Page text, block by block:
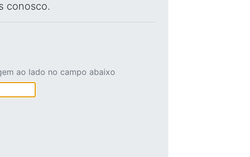
conosco.
ao lado no campo abaixo